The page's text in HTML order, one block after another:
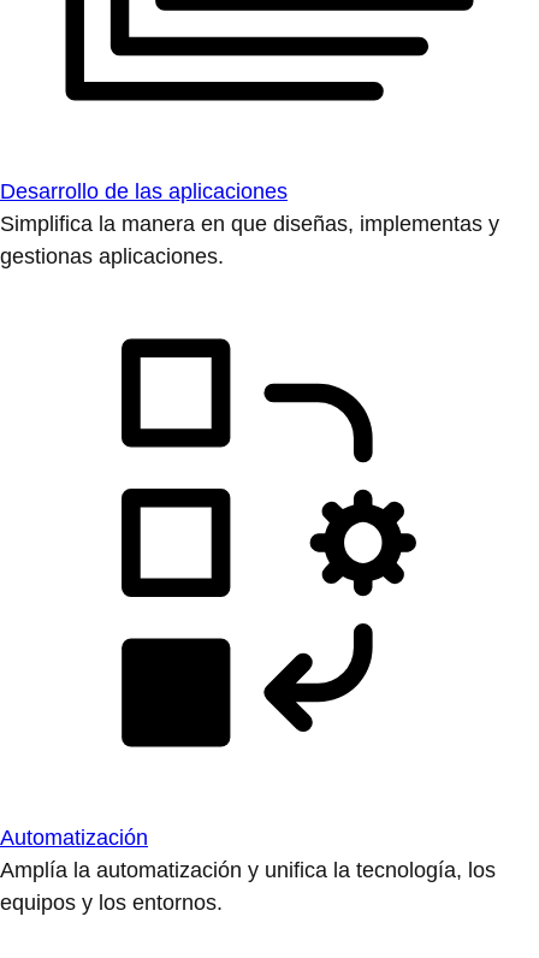
Desarrollo de las aplicaciones
Simplifica la manera en que diseñas, implementas y
gestionas aplicaciones.
Automatización
Amplía la automatización y unifica la tecnología, los
equipos y los entornos.